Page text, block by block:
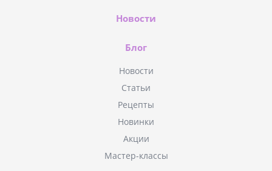
Новости
Блог
Новости
Статьи
Рецепты
Новинки
Акции
Мастер-классы